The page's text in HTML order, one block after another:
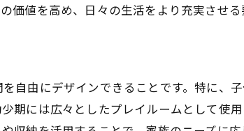
値を高め、日々の生活をより充実させる
自由にデザインできることです。特に、
期には広々としたプレイルームとして使